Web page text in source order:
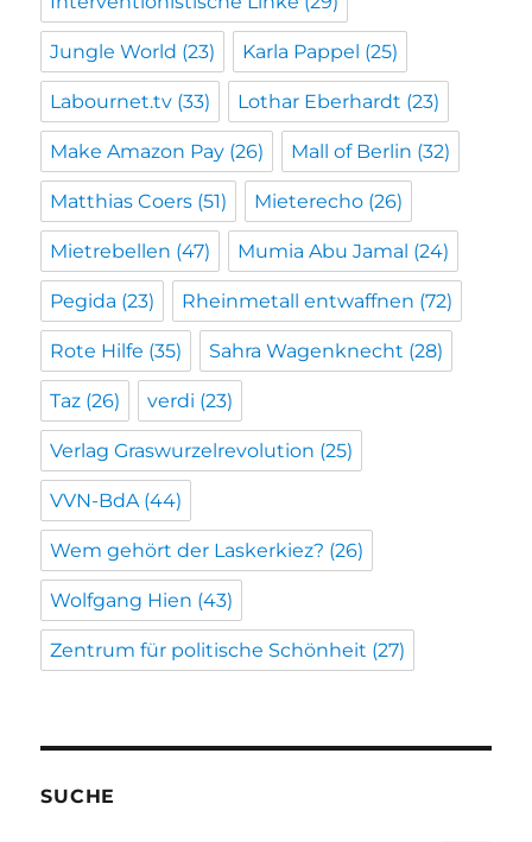
Jungle World (23) Karla Pappel (25)
Labournet.tv (33) Lothar Eberhardt (23)
Make Amazon Pay (26) Mall of Berlin (32)
Matthias Coers (51) Mieterecho (26)
Mietrebellen (47) Mumia Abu Jamal (24)
Pegida (23) Rheinmetall entwaffnen (72)
Rote Hilfe (35) Sahra Wagenknecht (28)
Taz (26) verdi (23)
Verlag Graswurzelrevolution (25)
VVN-BdA (44)
Wem gehört der Laskerkiez? (26)
Wolfgang Hien (43)
Zentrum für politische Schönheit (27)
SUCHE